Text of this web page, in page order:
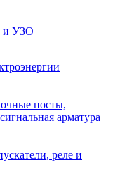
и УЗО
посты,
арматура
реле и